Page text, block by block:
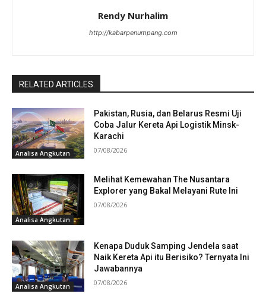
Rendy Nurhalim
http://kabarpenumpang.com
RELATED ARTICLES
Analisa Angkutan
Pakistan, Rusia, dan Belarus Resmi Uji
Coba Jalur Kereta Api Logistik Minsk-
Karachi
07/08/2026
Analisa Angkutan
Melihat Kemewahan The Nusantara
Explorer yang Bakal Melayani Rute Ini
07/08/2026
Analisa Angkutan
Kenapa Duduk Samping Jendela saat
Naik Kereta Api itu Berisiko? Ternyata Ini
Jawabannya
07/08/2026